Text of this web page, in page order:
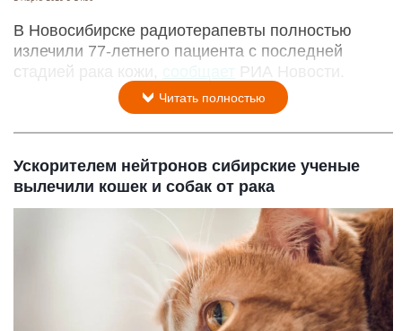
В Новосибирске радиотерапевты полностью
излечили 77-летнего пациента с последней
стадией рака кожи,
сообщает РИА Новости.
Читать полностью
Ускорителем нейтронов сибирские ученые
вылечили кошек и собак от рака